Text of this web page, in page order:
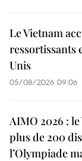
Le Vietnam
ressortissants
Unis
05/08/2026 09:06
AIMO 2026 :
plus de 200
l’Olympiade